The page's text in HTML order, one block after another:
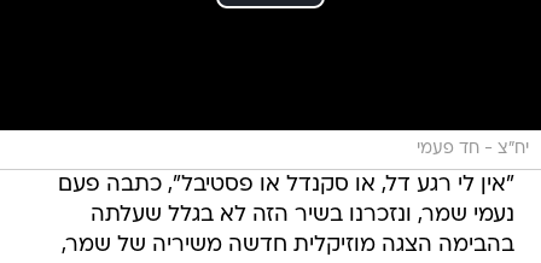
יח"צ - חד פעמי
"אין לי רגע דל, או סקנדל או פסטיבל", כתבה פעם
נעמי שמר, ונזכרנו בשיר הזה לא בגלל שעלתה
בהבימה הצגה מוזיקלית חדשה משיריה של שמר,